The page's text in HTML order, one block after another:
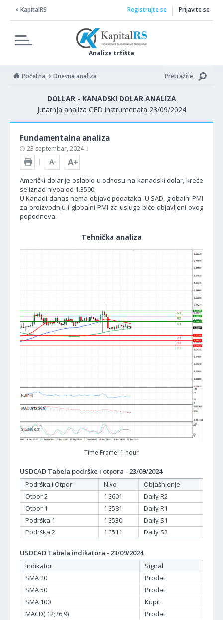
KapitalRS
Analize tržišta
Registrujte se Prijavite se
Početna Dnevna analiza Pretražite
DOLLAR - KANADSKI DOLAR ANALIZA
Jutarnja analiza CFD instrumenata 23/09/2024
Fundamentalna analiza
23 septembar, 2024
Američki dolar je oslabio u odnosu na kanadski dolar, kreće
se iznad nivoa od 1.3500.
U Kanadi danas nema objave podataka. U SAD, globalni PMI
za proizvodnju i globalni PMI za usluge biće objavljeni ovog
popodneva.
Tehnička analiza
Time Frame: 1 hour
USDCAD Tabela podrške i otpora - 23/09/2024
Podrška i Otpor
Nivo
Objašnjenje
Otpor 2
1.3601
Daily R2
Otpor 1
1.3581
Daily R1
Podrška 1
1.3530
Daily S1
Podrška 2
1.3511 Daily S2
USDCAD Tabela indikatora - 23/09/2024
Indikator
Signal
SMA 20
Prodati
SMA 50
Prodati
SMA 100
Kupiti
MACD( 12;26;9)
Prodati